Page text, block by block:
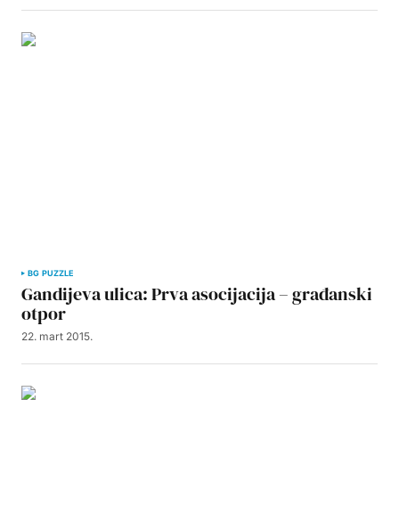
BG PUZZLE
Gandijeva ulica: Prva asocijacija – građanski
otpor
22. mart 2015.